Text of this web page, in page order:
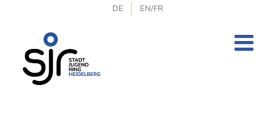
DE EN/FR